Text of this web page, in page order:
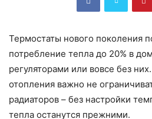
Термостаты нового поколения
потребление тепла до 20% в
регуляторами или вовсе без
отопления важно не
радиаторов – без настройки
тепла останутся прежними.